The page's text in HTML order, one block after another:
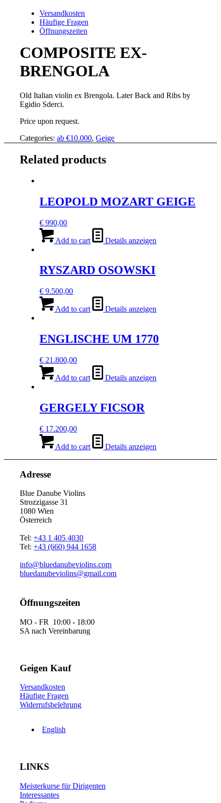
Versandkosten
Häufige Fragen
Öffnungszeiten
COMPOSITE EX-
BRENGOLA
Old Italian violin ex Brengola. Later Back and Ribs by
Egidio Sderci.
Price upon request.
Categories:ab €10.000,Geige
Related products
LEOPOLD MOZART GEIGE
€ 990,00
Add to cart Details anzeigen
RYSZARD OSOWSKI
€ 9.500,00
Add to cart Details anzeigen
ENGLISCHE UM 1770
€ 21.800,00
Add to cart Details anzeigen
GERGELY FICSOR
€ 17.200,00
Add to cart Details anzeigen
Adresse
Blue Danube Violins
Strozzigasse 31
1080 Wien
Österreich
Tel:+43 1 405 4030
Tel:+43 (660) 944 1658
info@bluedanubeviolins.com
bluedanubeviolins@gmail.com
Öffnungszeiten
MO - FR 10:00 - 18:00
SA nach Vereinbarung
Geigen Kauf
Versandkosten
Häufige Fragen
Widerrufsbelehrung
English
LINKS
Meisterkurse für Dirigenten
Interessantes